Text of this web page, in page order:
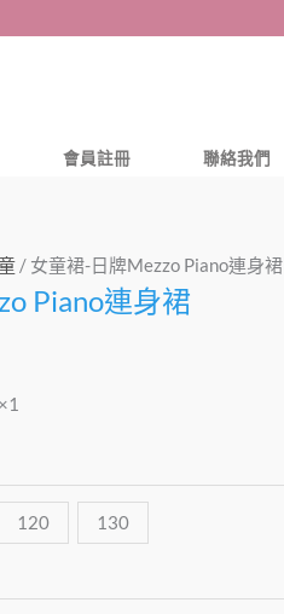
會員註冊 聯絡我們
/ 女童裙-日牌Mezzo Piano連身裙
Piano連身裙
120 130